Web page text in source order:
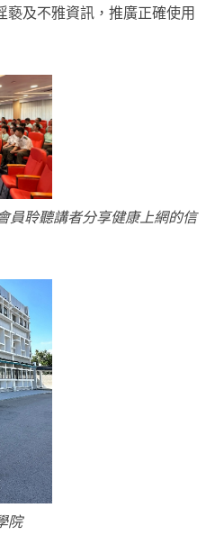
及不雅資訊，推廣正確使用
員聆聽講者分享健康上網的信
院